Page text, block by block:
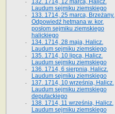
132. 1714, 12 marca, Halicz.
Laudum sejmiku ziemskiego
133. 1714, 25 marca, Brzeżany.
Odpowiedź hetmana w. kor.
posłom sejmiku ziemskiego
halickiego
134. 1714, 28 maja, Halicz.
Laudum sejmiku ziemskiego
135. 1714, 10 lipca, Halicz.
Laudum sejmiku ziemskiego
136. 1714, 6 sierpnia, Halicz.
Laudum sejmiku ziemskiego
137. 1714, 10 września, Halicz.
Laudum sejmiku ziemskiego
deputackiego
138. 1714, 11 września, Halicz.
Laudum sejmiku ziemskiego